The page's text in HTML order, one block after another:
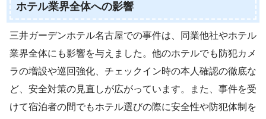
ホテル業界全体への影響
三井ガーデンホテル名古屋での事件は、同業他社やホテル
業界全体にも影響を与えました。他のホテルでも防犯カメ
ラの増設や巡回強化、チェックイン時の本人確認の徹底な
ど、安全対策の見直しが広がっています。また、事件を受
けて宿泊者の間でもホテル選びの際に安全性や防犯体制を